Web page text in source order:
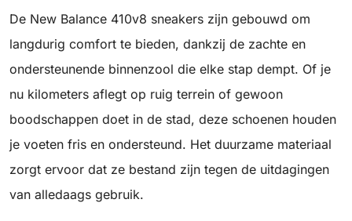
De New Balance 410v8 sneakers zijn gebouwd om
langdurig comfort te bieden, dankzij de zachte en
ondersteunende binnenzool die elke stap dempt. Of je
nu kilometers aflegt op ruig terrein of gewoon
boodschappen doet in de stad, deze schoenen houden
je voeten fris en ondersteund. Het duurzame materiaal
zorgt ervoor dat ze bestand zijn tegen de uitdagingen
van alledaags gebruik.